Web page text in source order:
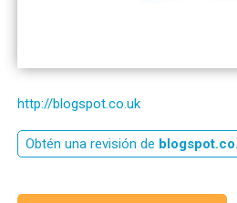
http://blogspot.co.uk
Obtén una revisión de